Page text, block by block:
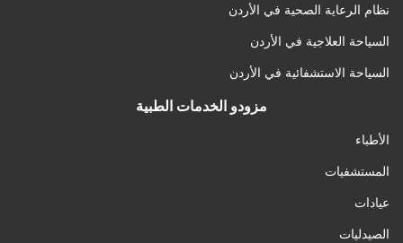
نظام الرعاية الصحية في الأردن
السياحة العلاجية في الأردن
السياحة الاستشفائية في الأردن
مزودو الخدمات الطبية
الأطباء
المستشفيات
عيادات
الصيدليات